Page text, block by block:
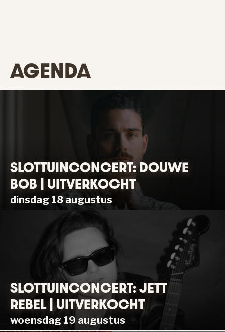
AGENDA
SLOTTUINCONCERT: DOUWE
BOB | UITVERKOCHT
dinsdag 18 augustus
SLOTTUINCONCERT: JETT
REBEL | UITVERKOCHT
woensdag 19 augustus